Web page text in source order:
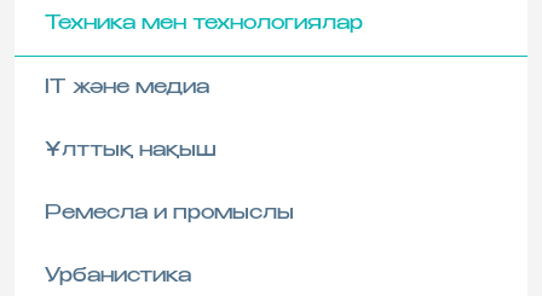
Техника мен технологиялар
IT және медиа
Ұлттық нақыш
Ремесла и промыслы
Урбанистика